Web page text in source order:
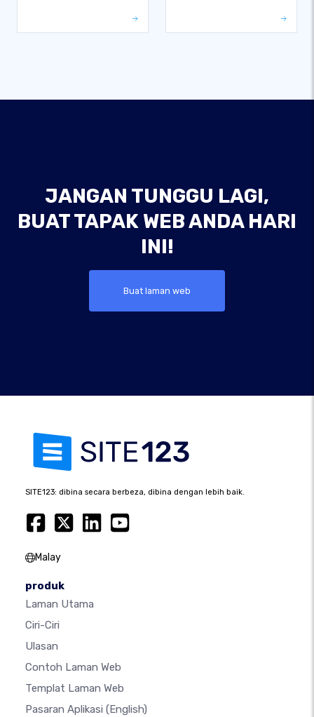
JANGAN TUNGGU LAGI,
BUAT TAPAK WEB ANDA HARI
INI!
Buat laman web
SITE123: dibina secara berbeza, dibina dengan lebih baik.
Malay
produk
Laman Utama
Ciri-Ciri
Ulasan
Contoh Laman Web
Templat Laman Web
Pasaran Aplikasi (English)